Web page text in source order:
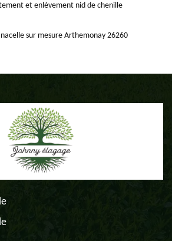
et enlèvement nid de chenille
sur mesure Arthemonay 26260